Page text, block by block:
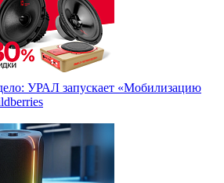
УРАЛ запускает «Мобилизацию